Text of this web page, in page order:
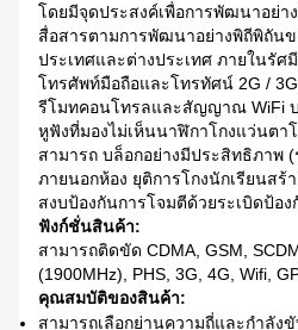
โดยมีจุดประสงค์เพื่อการพัฒนาอย่า
สื่อสารตามการพัฒนาอย่างพิถีพิถัน
ประเทศและต่างประเทศ ภายในรั
โทรศัพท์มือถือและโทรทัศน์ 2G / 3G
รีโมทคอนโทรลและสัญญาณ WiFi
หูฟังที่มองไม่เห็นนาฬิกาโกงแว่นต
สามารถ บล็อกอย่างมีประสิทธิภาพ
ภายนอกห้อง ยุติการโกงนักเรียนสร้
สงบป้องกันการโจมตีด้วยระเบิดป้อ
ฟังก์ชั่นสินค้า:
สามารถติดขัด CDMA, GSM,
(1900MHz), PHS, 3G, 4G, Wifi,
คุณสมบัติของสินค้า:
สามารถเลือกย่านความถี่และกำลัง